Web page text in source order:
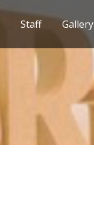
Staff Gallery